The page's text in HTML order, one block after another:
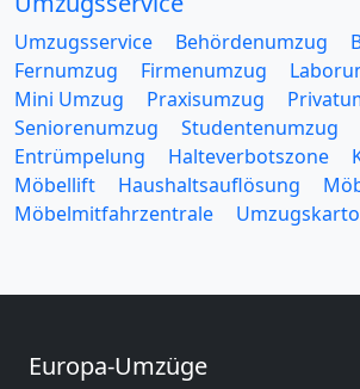
Umzugsservice Behördenumzug
Fernumzug
Firmenumzug
Mini Umzug
Praxisumzug
Seniorenumzug
Studentenumzug
Entrümpelung
Halteverbotszone
Möbellift
Haushaltsauflösung
Möbelmitfahrzentrale
Europa-Umzüge